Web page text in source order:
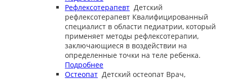
Рефлексотерапевт Детский
рефлексотерапевт Квалифицированный
специалист в области педиатрии, который
применяет методы рефлексотерапии,
заключающиеся в воздействии на
определенные точки на теле ребенка.
Подробнее
Остеопат Детский остеопат Врач,